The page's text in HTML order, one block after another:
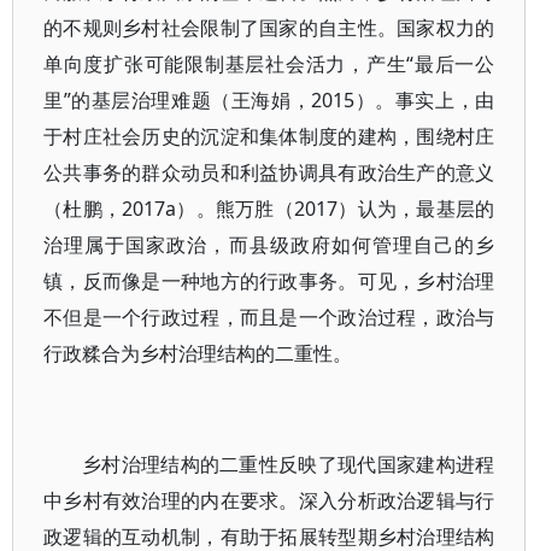
的不规则乡村社会限制了国家的自主性。国家权力的
单向度扩张可能限制基层社会活力，产生“最后一公
里”的基层治理难题（王海娟，2015）。事实上，由
于村庄社会历史的沉淀和集体制度的建构，围绕村庄
公共事务的群众动员和利益协调具有政治生产的意义
（杜鹏，2017a）。熊万胜（2017）认为，最基层的
治理属于国家政治，而县级政府如何管理自己的乡
镇，反而像是一种地方的行政事务。可见，乡村治理
不但是一个行政过程，而且是一个政治过程，政治与
行政糅合为乡村治理结构的二重性。
乡村治理结构的二重性反映了现代国家建构进程
中乡村有效治理的内在要求。深入分析政治逻辑与行
政逻辑的互动机制，有助于拓展转型期乡村治理结构